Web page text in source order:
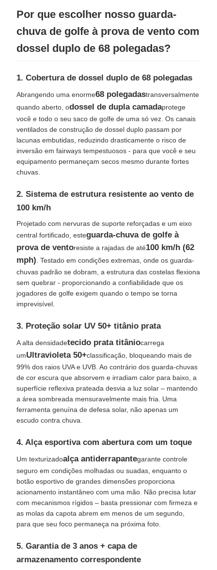
Guarda-chuvas de caminhada
Guarda-chuvas compactos
Guarda-chuvas à prova de vento
Sombrinhas abertas automáticas
Umbrilhões de madeira
Sombrinhos resistentes aos raios UV
Guarda-chuvas infantis
guarda-chuvas de praia
Guarda-chuvas Criativos
Por que escolher nosso guarda-
chuva de golfe à prova de vento com
dossel duplo de 68 polegadas?
1. Cobertura de dossel duplo de 68 polegadas
Abrangendo uma enorme68 polegadastransversalmente
quando aberto, odossel de dupla camadaprotege
você e todo o seu saco de golfe de uma só vez. Os canais
ventilados de construção de dossel duplo passam por
lacunas embutidas, reduzindo drasticamente o risco de
inversão em fairways tempestuosos - para que você e seu
equipamento permaneçam secos mesmo durante fortes
chuvas.
2. Sistema de estrutura resistente ao vento de
100 km/h
Projetado com nervuras de suporte reforçadas e um eixo
central fortificado, esteguarda-chuva de golfe à
prova de ventoresiste a rajadas de até100 km/h (62
mph) . Testado em condições extremas, onde os guarda-
chuvas padrão se dobram, a estrutura das costelas flexiona
sem quebrar - proporcionando a confiabilidade que os
jogadores de golfe exigem quando o tempo se torna
imprevisível.
3. Proteção solar UV 50+ titânio prata
A alta densidadetecido prata titâniocarrega
umUltravioleta 50+classificação, bloqueando mais de
99% dos raios UVA e UVB. Ao contrário dos guarda-chuvas
de cor escura que absorvem e irradiam calor para baixo, a
superfície reflexiva prateada desvia a luz solar – mantendo
a área sombreada mensuravelmente mais fria. Uma
ferramenta genuína de defesa solar, não apenas um
escudo contra chuva.
4. Alça esportiva com abertura com um toque
Um texturizadoalça antiderrapantegarante controle
seguro em condições molhadas ou suadas, enquanto o
botão esportivo de grandes dimensões proporciona
acionamento instantâneo com uma mão. Não precisa lutar
com mecanismos rígidos – basta pressionar com firmeza e
as molas da capota abrem em menos de um segundo,
para que seu foco permaneça na próxima foto.
5. Garantia de 3 anos + capa de
armazenamento correspondente